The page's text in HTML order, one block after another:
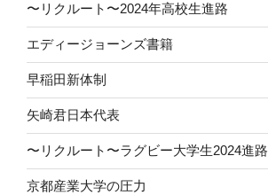
〜リクルート〜2024年高校生進路
エディージョーンズ書籍
早稲田新体制
矢崎君日本代表
〜リクルート〜ラグビー大学生2024進路
京都産業大学の圧力